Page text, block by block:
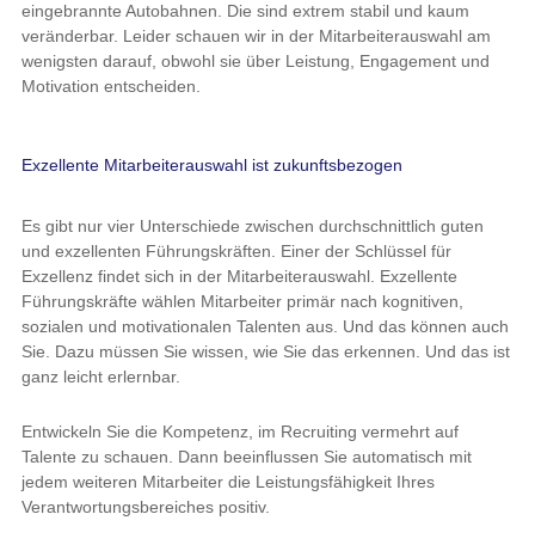
eingebrannte Autobahnen. Die sind extrem stabil und kaum
veränderbar. Leider schauen wir in der Mitarbeiterauswahl am
wenigsten darauf, obwohl sie über Leistung, Engagement und
Motivation entscheiden.
Exzellente Mitarbeiterauswahl ist zukunftsbezogen
Es gibt nur vier Unterschiede zwischen durchschnittlich guten
und exzellenten Führungskräften. Einer der Schlüssel für
Exzellenz findet sich in der Mitarbeiterauswahl. Exzellente
Führungskräfte wählen Mitarbeiter primär nach kognitiven,
sozialen und motivationalen Talenten aus. Und das können auch
Sie. Dazu müssen Sie wissen, wie Sie das erkennen. Und das ist
ganz leicht erlernbar.
Entwickeln Sie die Kompetenz, im Recruiting vermehrt auf
Talente zu schauen. Dann beeinflussen Sie automatisch mit
jedem weiteren Mitarbeiter die Leistungsfähigkeit Ihres
Verantwortungsbereiches positiv.